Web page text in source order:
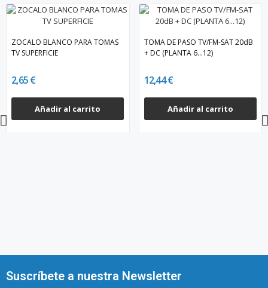
ZOCALO BLANCO PARA TOMAS
TV SUPERFICIE
2,65 €
Añadir al carrito
TOMA DE PASO TV/FM-SAT 20dB
+ DC (PLANTA 6...12)
12,44 €
Añadir al carrito
Suscríbete a nuestra Newsletter